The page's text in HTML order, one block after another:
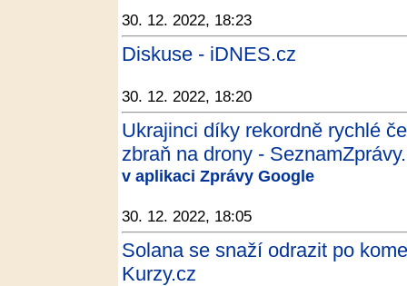
30. 12. 2022, 18:23
Diskuse - iDNES.cz
30. 12. 2022, 18:20
Ukrajinci díky rekordně rychlé
zbraň na drony -
v aplikaci Zprávy Google
30. 12. 2022, 18:05
Solana se snaží odrazit po
Kurzy.cz